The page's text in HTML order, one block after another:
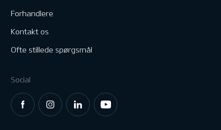
Forhandlere
Kontakt os
Ofte stillede spørgsmål
Social